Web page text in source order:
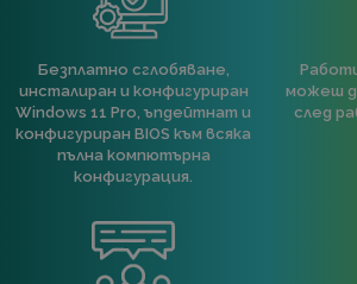
Безплатно сглобяване,
инсталиран и конфигуриран
Windows 11 Pro, ъпдейтнат и
конфигуриран BIOS към всяка
пълна компютърна
конфигурация.
можеш
след